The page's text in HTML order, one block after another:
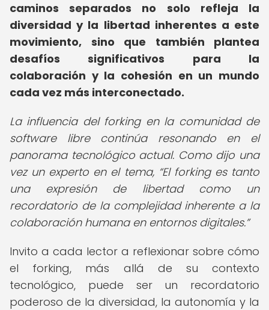
caminos separados no solo refleja la
diversidad y la libertad inherentes a este
movimiento, sino que también plantea
desafíos significativos para la
colaboración y la cohesión en un mundo
cada vez más interconectado.
La influencia del forking en la comunidad de
software libre continúa resonando en el
panorama tecnológico actual. Como dijo una
vez un experto en el tema, El forking es tanto
una expresión de libertad como un
recordatorio de la complejidad inherente a la
colaboración humana en entornos digitales.
Invito a cada lector a reflexionar sobre cómo
el forking, más allá de su contexto
tecnológico, puede ser un recordatorio
poderoso de la diversidad, la autonomía y la